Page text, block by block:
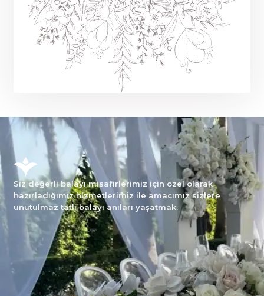
Siz değerli balayı misafirlerimiz için özel olarak
hazırladığımız hizmetlerimiz ile amacımız sizlere
unutulmaz tatlı balayı anıları yaşatmak.